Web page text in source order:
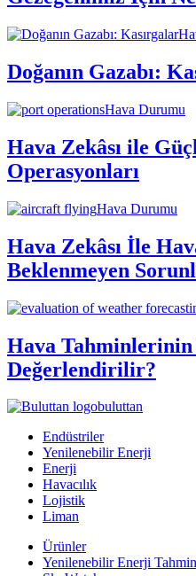
Doğanın Gazabı:
Hava Durumu
Hava Zekâsı ile
Operasyonları
Hava Durumu
Hava Zekâsı İle
Beklenmeyen
Hava Tahminlerinin
Değerlendirilir?
buluttan
Endüstriler
Yenilenebilir Enerji
Enerji
Havacılık
Lojistik
Liman
Ürünler
Yenilenebilir Enerji